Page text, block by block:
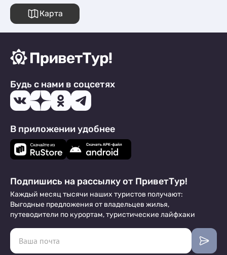
Карта
Будь с нами в соцсетях
В приложении удобнее
Подпишись на рассылку от ПриветТур!
Каждый месяц тысячи наших туристов получают:
Выгодные предложения от владельцев жилья,
путеводители по курортам, туристические лайфхаки